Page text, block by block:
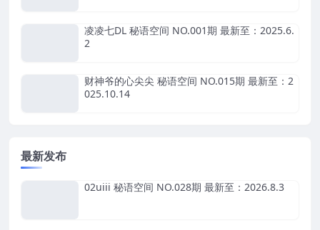
凌凌七DL 秘语空间 NO.001期 最新至：2025.6.
2
财神爷的心尖尖 秘语空间 NO.015期 最新至：2
025.10.14
最新发布
02uiii 秘语空间 NO.028期 最新至：2026.8.3